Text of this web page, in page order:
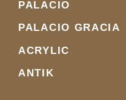
PALACIO
PALACIO GRACIA
ACRYLIC
ANTIK